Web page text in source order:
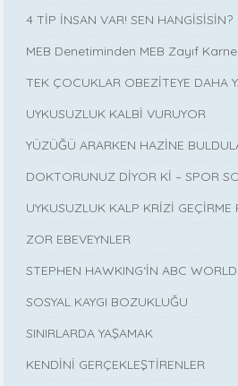
4 TİP İNSAN VAR! SEN HANGİSİSİN?
MEB Denetiminden MEB Zayıf Karne
TEK ÇOCUKLAR OBEZİTEYE DAHA
UYKUSUZLUK KALBİ VURUYOR
YÜZÜĞÜ ARARKEN HAZİNE
DOKTORUNUZ DİYOR Kİ – SPOR
UYKUSUZLUK KALP KRİZİ GEÇİRME
ZOR EBEVEYNLER
STEPHEN HAWKING‘İN ABC
SOSYAL KAYGI BOZUKLUĞU
SINIRLARDA YAŞAMAK
KENDİNİ GERÇEKLEŞTİRENLER